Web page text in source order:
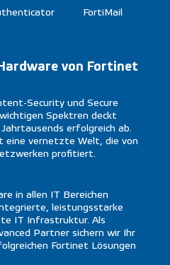
FortiMail
von Fortinet
Security und Secure
Spektren deckt
erfolgreich ab.
eine vernetzte Welt, die von
profitiert.
in allen IT Bereichen
leistungsstarke
IT Infrastruktur. Als
Partner sichern wir Ihr
Fortinet Lösungen